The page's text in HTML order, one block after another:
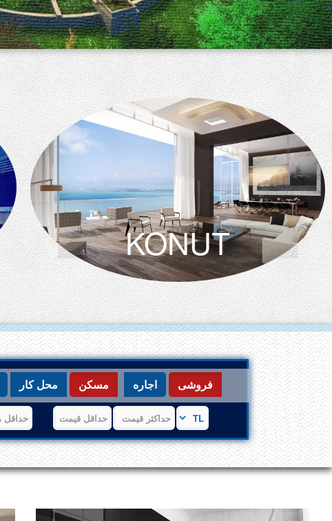
KONUT
فروشی اجاره مسکن محل کار